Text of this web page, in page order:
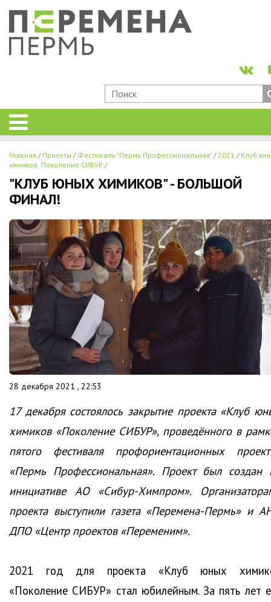
Главная Проекты Фестиваль "Пермь Профессиональная" 2021
Клуб
химиков. Поколение СИБУР
"КЛУБ ЮНЫХ ХИМИКОВ" - БОЛЬШОЙ
ФИНАЛ!
28 декабря 2021 , 22:53
17 декабря состоялось закрытие проекта «Клуб
химиков «Поколение СИБУР», проведённого в
пятого фестиваля профориентационных
«Пермь Профессиональная». Проект был создан
инициативе АО «Сибур-Химпром».
проекта выступили газета «Перемена-Пермь» и
ДПО «Центр проектов «Переменим».
2021 год для проекта «Клуб юных
«Поколение СИБУР» стал юбилейным. За пять лет